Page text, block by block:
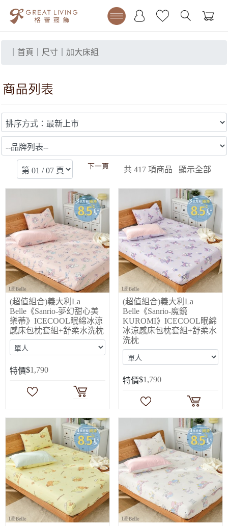
首頁 尺寸｜ 加大床組
共417 項商品 顯示全部
(超值組合)義大利La
Belle《Sanrio-夢幻甜心美
樂蒂》ICECOOL眠綿冰涼
感床包枕套組+舒柔水洗枕
特價$1,790
(超值組合)義大利La
Belle《Sanrio-魔鏡
KUROMI》ICECOOL眠綿
冰涼感床包枕套組+舒柔水
洗枕
特價$1,790